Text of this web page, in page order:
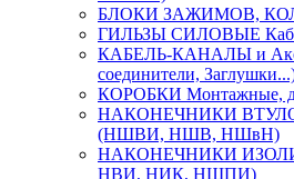
БЛОКИ ЗАЖИМОВ,
ГИЛЬЗЫ СИЛОВЫЕ
КАБЕЛЬ-КАНАЛЫ и
соединители,
КОРОБКИ Монтажные,
НАКОНЕЧНИКИ
(НШВИ, НШВ, НШвН)
НАКОНЕЧНИКИ
НВИ, НИК, НШПИ)